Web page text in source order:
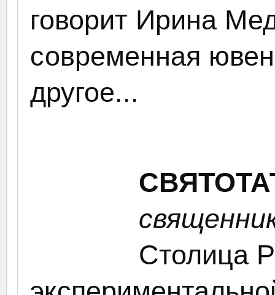
говорит Ирина
современная
другое...
Столица